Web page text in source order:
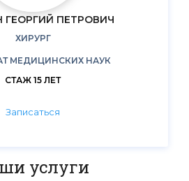
ПЕТРОВИЧ
ХИРУРГ
МЕДИЦИНСКИХ НАУК
СТАЖ 15 ЛЕТ
Записаться
услуги